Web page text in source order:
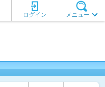
メニュー
ログイン